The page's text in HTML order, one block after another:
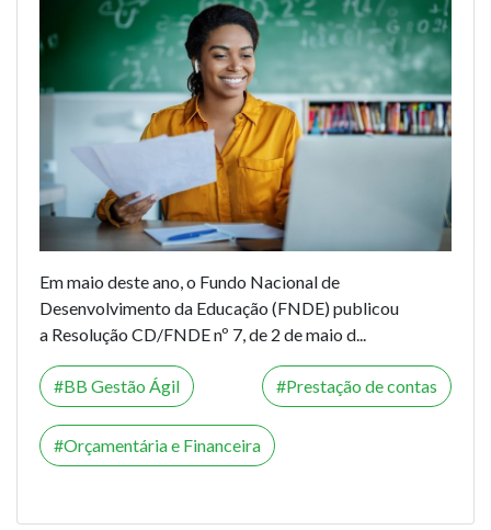
Em maio deste ano, o Fundo Nacional de
Desenvolvimento da Educação (FNDE) publicou
a Resolução CD/FNDE nº 7, de 2 de maio d...
BB Gestão Ágil Prestação de contas
Orçamentária e Financeira